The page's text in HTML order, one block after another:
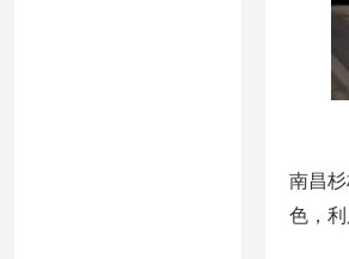
南昌
色，